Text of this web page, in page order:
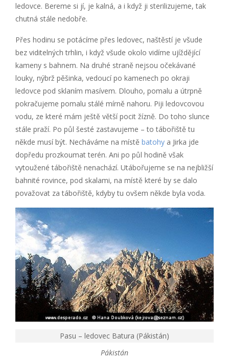
ledovce. Bereme si jí, je kalná, a i když ji sterilizujeme, tak
chutná stále nedobře.
Přes hodinu se potácíme přes ledovec, naštěstí je všude
bez viditelných trhlin, i když všude okolo vidíme ujíždějící
kameny s bahnem. Na druhé straně nejsou očekávané
louky, nýbrž pěšinka, vedoucí po kamenech po okraji
ledovce pod sklaním masívem. Dlouho, pomalu a útrpně
pokračujeme pomalu stálé mírně nahoru. Piji ledovcovou
vodu, ze které mám ještě větší pocit žízně. Do toho slunce
stále praží. Po půl šesté zastavujeme – to tábořiště tu
někde musí být. Necháváme na místě batohy a Jirka jde
dopředu prozkoumat terén. Ani po půl hodině však
vytoužené tábořiště nenachází. Utábořujeme se na nejbližší
bahnité rovince, pod skalami, na místě které by se dalo
považovat za tábořiště, kdyby tu ovšem někde byla voda.
Pasu – ledovec Batura (Pákistán)
Pákistán